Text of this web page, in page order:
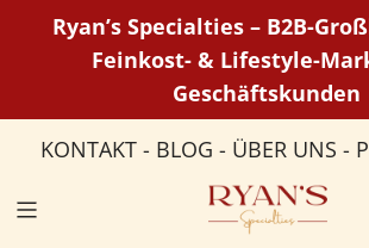
Ryan’s Specialties – B2B-
Feinkost- & Lifestyle-
Geschäftskunden
KONTAKT - BLOG - ÜBER UNS -